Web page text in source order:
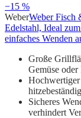
−15 %
WeberWeber Fisch
Edelstahl, Ideal
einfaches Wenden
Große
Gemüse
hitzebeständig
Sicheres
verhindert